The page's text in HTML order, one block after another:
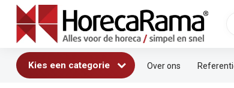
Kies een categorie Over ons